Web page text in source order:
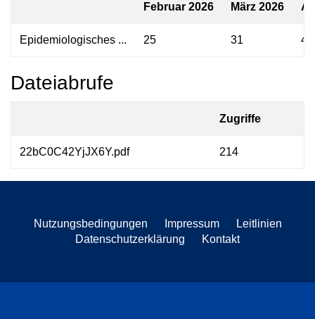
Februar 2026 März 2026
Epidemiologisches ... 25 31 48
Dateiabrufe
Zugriffe
22bC0C42YjJX6Y.pdf 214
Nutzungsbedingungen Impressum
Leitlinien
Datenschutzerklärung
Kontakt